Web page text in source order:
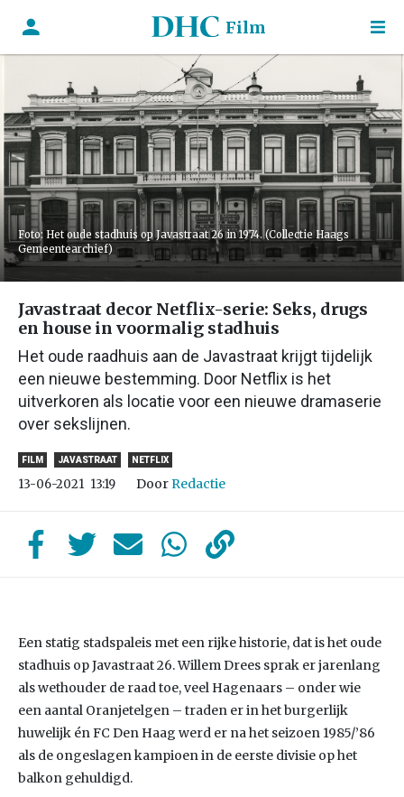
Film
Foto: Het oude stadhuis op Javastraat 26 in 1974. (Collectie Haags
Gemeentearchief)
Javastraat decor Netflix-serie: Seks, drugs
en house in voormalig stadhuis
Het oude raadhuis aan de Javastraat krijgt tijdelijk
een nieuwe bestemming. Door Netflix is het
uitverkoren als locatie voor een nieuwe dramaserie
over sekslijnen.
FILM JAVASTRAAT NETFLIX
13-06-2021 13:19 DoorRedactie
Een statig stadspaleis met een rijke historie, dat is het oude
stadhuis op Javastraat 26. Willem Drees sprak er jarenlang
als wethouder de raad toe, veel Hagenaars – onder wie
een aantal Oranjetelgen – traden er in het burgerlijk
huwelijk én FC Den Haag werd er na het seizoen 1985/’86
als de ongeslagen kampioen in de eerste divisie op het
balkon gehuldigd.